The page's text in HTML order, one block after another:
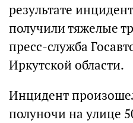
результате
получили тяжелые
пресс-служба
Иркутской области.
Инцидент
полуночи на улице